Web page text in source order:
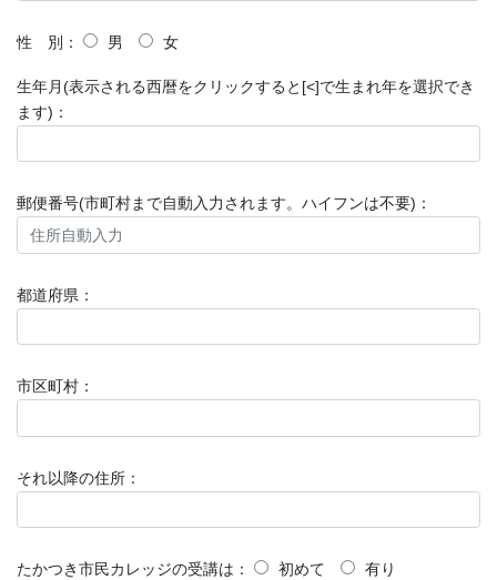
性 別： 男 女
生年月(表示される西暦をクリックすると[<]で生まれ年を選択でき
ます)：
郵便番号(市町村まで自動入力されます。ハイフンは不要)：
都道府県：
市区町村：
それ以降の住所：
たかつき市民カレッジの受講は： 初めて
有り